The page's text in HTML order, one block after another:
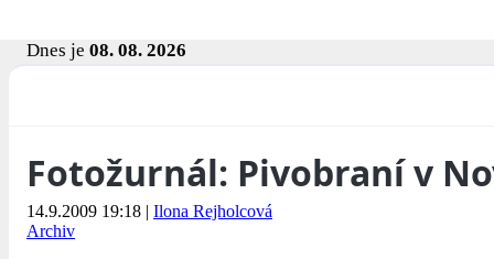
Dnes je 08. 08. 2026
Fotožurnál: Pivobraní v
14.9.2009 19:18 | Ilona Rejholcová
Archiv